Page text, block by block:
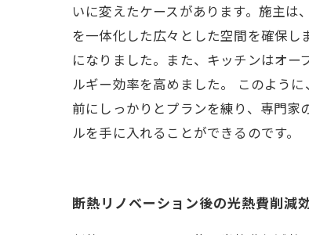
いに変えたケースがあります。施主
を一体化した広々とした空間を確保
になりました。また、キッチンはオ
ルギー効率を高めました。 このよう
前にしっかりとプランを練り、専門
ルを手に入れることができるのです。
断熱リノベーション後の光熱費削減